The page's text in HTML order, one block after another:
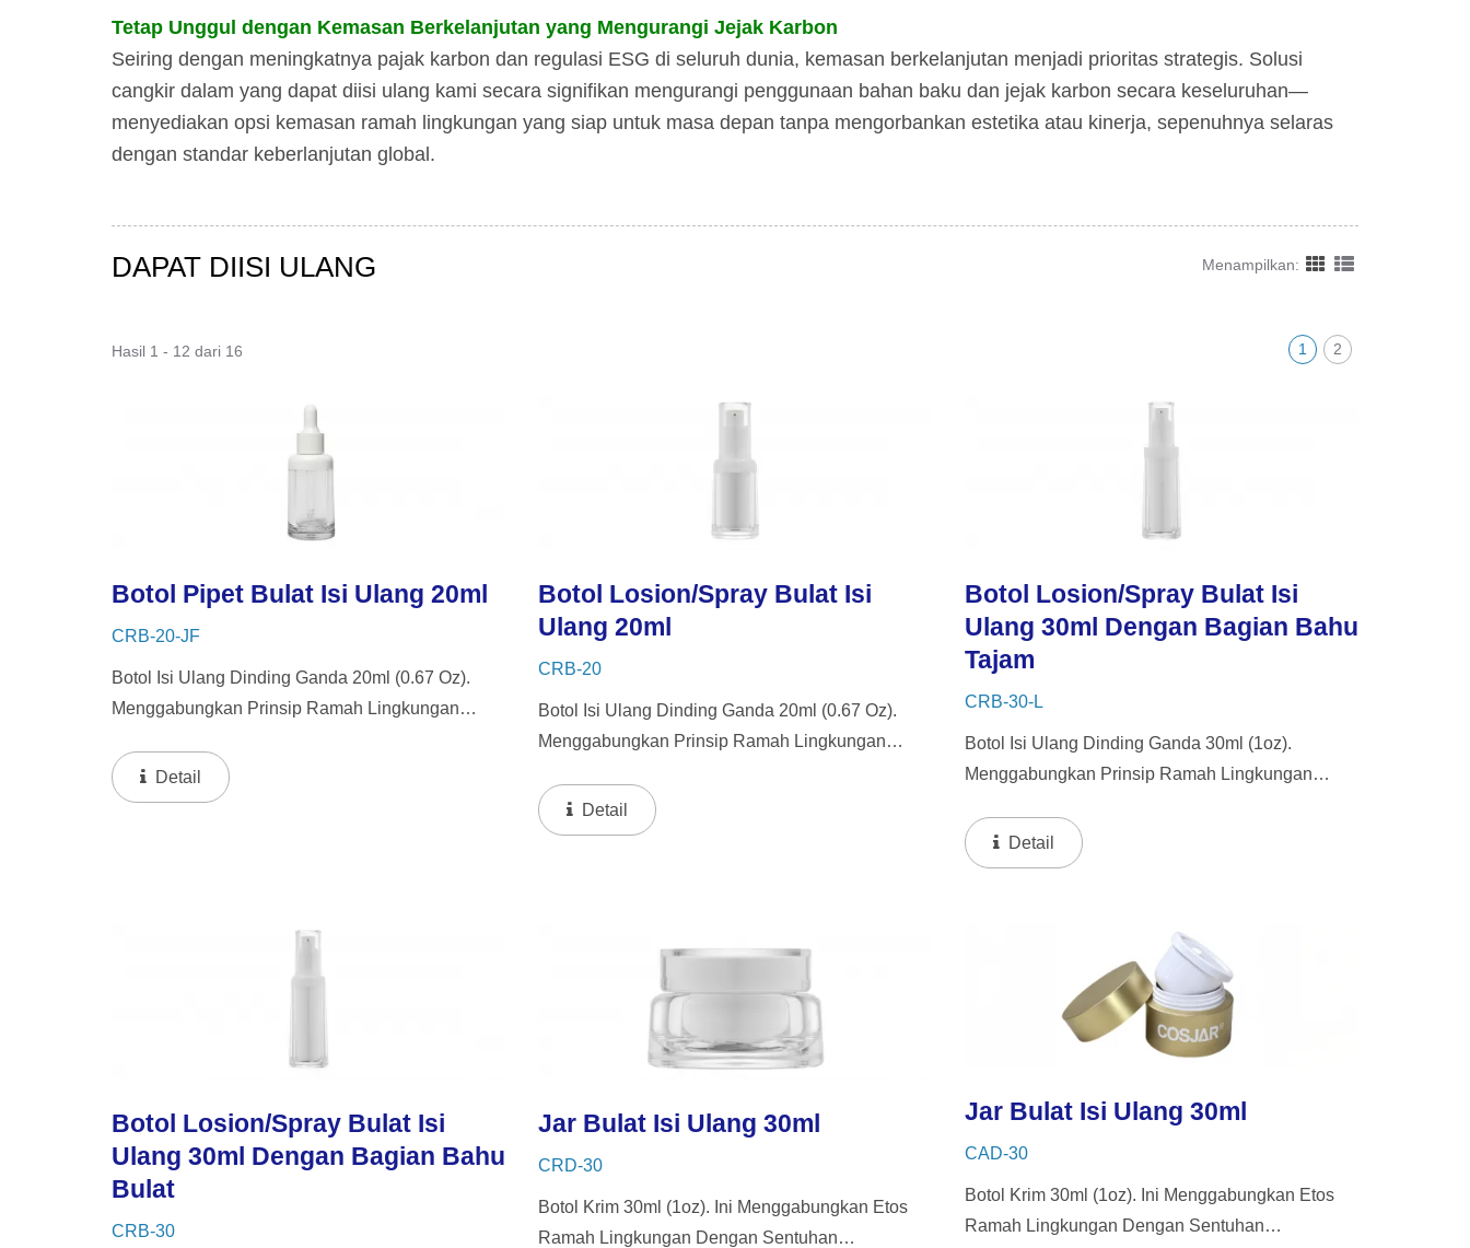
Tetap Unggul dengan Kemasan Berkelanjutan yang Mengurangi Jejak Karbon
Seiring dengan meningkatnya pajak karbon dan regulasi ESG di seluruh dunia, kemasan berkelanjutan menjadi prioritas strategis. Solusi
cangkir dalam yang dapat diisi ulang kami secara signifikan mengurangi penggunaan bahan baku dan jejak karbon secara keseluruhan—
menyediakan opsi kemasan ramah lingkungan yang siap untuk masa depan tanpa mengorbankan estetika atau kinerja, sepenuhnya selaras
dengan standar keberlanjutan global.
DAPAT DIISI ULANG Menampilkan:
Hasil 1 - 12 dari 16 1 2
Botol Pipet Bulat Isi Ulang 20ml
CRB-20-JF
Botol Isi Ulang Dinding Ganda 20ml (0.67 Oz).
Menggabungkan Prinsip Ramah Lingkungan
Memiliki Desain Dinding Tebal Dengan Botol
Dalam Yang Dapat Diisi Ulang. Pendekatan...
Detail
Botol Losion/Spray Bulat Isi
Ulang 20ml
CRB-20
Botol Isi Ulang Dinding Ganda 20ml (0.67 Oz).
Menggabungkan Prinsip Ramah Lingkungan
Memiliki Desain Dinding Tebal Dengan Botol
Dalam Yang Dapat Diisi Ulang. Pendekatan...
Detail
Botol Losion/Spray Bulat Isi
Ulang 30ml Dengan Bagian Bahu
Tajam
CRB-30-L
Botol Isi Ulang Dinding Ganda 30ml (1oz).
Menggabungkan Prinsip Ramah Lingkungan
Memiliki Desain Dinding Tebal Dengan Botol
Dalam Yang Dapat Diisi Ulang. Pendekatan...
Detail
Botol Losion/Spray Bulat Isi
Ulang 30ml Dengan Bagian Bahu
Bulat
CRB-30
Jar Bulat Isi Ulang 30ml
CRD-30
Botol Krim 30ml (1oz). Ini Menggabungkan Etos
Ramah Lingkungan Dengan Sentuhan
Jar Bulat Isi Ulang 30ml
CAD-30
Botol Krim 30ml (1oz). Ini Menggabungkan Etos
Ramah Lingkungan Dengan Sentuhan